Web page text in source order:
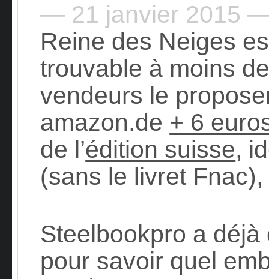
— 21 janvier 2015
Reine des Neiges
trouvable à moins
vendeurs le
amazon.de + 6
de l’édition suisse,
(sans le livret
Steelbookpro a
pour savoir quel